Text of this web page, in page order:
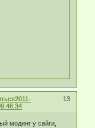
13
2011-
модинг у сайги,